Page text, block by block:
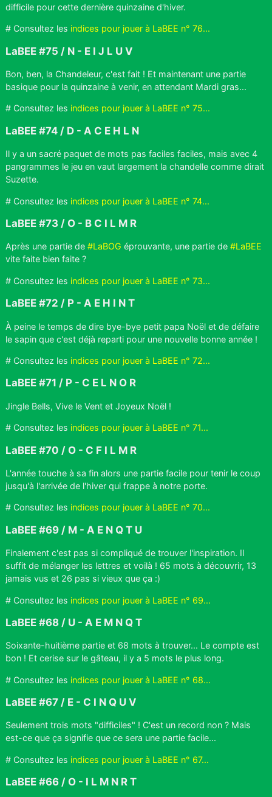
difficile pour cette dernière quinzaine d'hiver.
# Consultez les indices pour jouer à LaBEE n° 76...
LaBEE #75 / N - E I J L U V
Bon, ben, la Chandeleur, c'est fait ! Et maintenant une partie
basique pour la quinzaine à venir, en attendant Mardi gras...
# Consultez les indices pour jouer à LaBEE n° 75...
LaBEE #74 / D - A C E H L N
Il y a un sacré paquet de mots pas faciles faciles, mais avec 4
pangrammes le jeu en vaut largement la chandelle comme dirait
Suzette.
# Consultez les indices pour jouer à LaBEE n° 74...
LaBEE #73 / O - B C I L M R
Après une partie de #LaBOG éprouvante, une partie de #LaBEE
vite faite bien faite ?
# Consultez les indices pour jouer à LaBEE n° 73...
LaBEE #72 / P - A E H I N T
À peine le temps de dire bye-bye petit papa Noël et de défaire
le sapin que c'est déjà reparti pour une nouvelle bonne année !
# Consultez les indices pour jouer à LaBEE n° 72...
LaBEE #71 / P - C E L N O R
Jingle Bells, Vive le Vent et Joyeux Noël !
# Consultez les indices pour jouer à LaBEE n° 71...
LaBEE #70 / O - C F I L M R
L'année touche à sa fin alors une partie facile pour tenir le coup
jusqu'à l'arrivée de l'hiver qui frappe à notre porte.
# Consultez les indices pour jouer à LaBEE n° 70...
LaBEE #69 / M - A E N Q T U
Finalement c'est pas si compliqué de trouver l'inspiration. Il
suffit de mélanger les lettres et voilà ! 65 mots à découvrir, 13
jamais vus et 26 pas si vieux que ça :)
# Consultez les indices pour jouer à LaBEE n° 69...
LaBEE #68 / U - A E M N Q T
Soixante-huitième partie et 68 mots à trouver... Le compte est
bon ! Et cerise sur le gâteau, il y a 5 mots le plus long.
# Consultez les indices pour jouer à LaBEE n° 68...
LaBEE #67 / E - C I N Q U V
Seulement trois mots "difficiles" ! C'est un record non ? Mais
est-ce que ça signifie que ce sera une partie facile...
# Consultez les indices pour jouer à LaBEE n° 67...
LaBEE #66 / O - I L M N R T